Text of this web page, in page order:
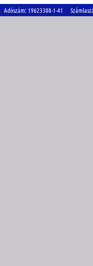
Adószám: 19623300-1-41